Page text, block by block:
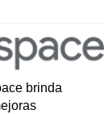
brinda